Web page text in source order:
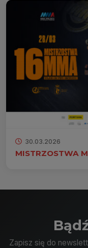
30.03.2026
MISTRZOSTWA
Zapisz się do